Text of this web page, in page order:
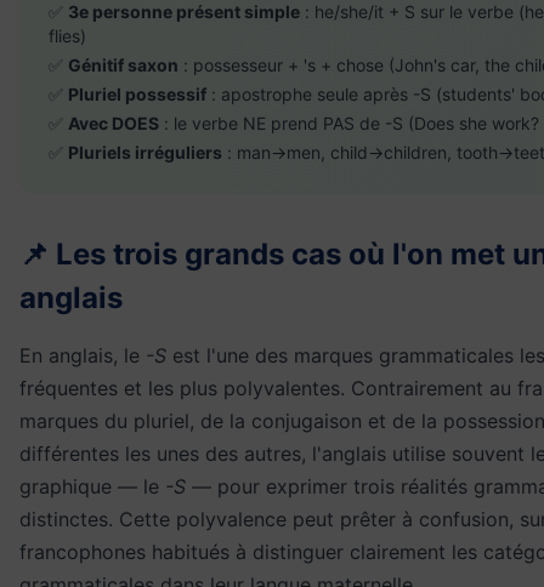
✅ 3e personne présent simple : he/she/it + S sur le verbe
flies)
✅ Génitif saxon : possesseur + 's + chose (John's car, the
✅ Pluriel possessif : apostrophe seule après -S (students'
✅ Avec DOES : le verbe NE prend PAS de -S (Does she
✅ Pluriels irréguliers : man→men, child→children,
📌 Les trois grands cas où l'on met
anglais
En anglais, le -S est l'une des marques grammaticales
fréquentes et les plus polyvalentes. Contrairement au
marques du pluriel, de la conjugaison et de la
différentes les unes des autres, l'anglais utilise souvent
graphique — le -S — pour exprimer trois réalités
distinctes. Cette polyvalence peut prêter à confusion,
francophones habitués à distinguer clairement les